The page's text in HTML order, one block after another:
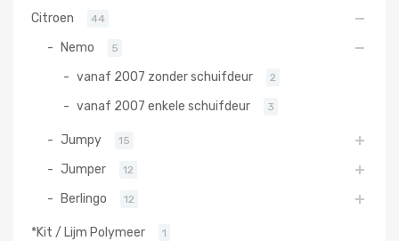
Citroen 44
Nemo 5
vanaf 2007 zonder schuifdeur 2
vanaf 2007 enkele schuifdeur 3
Jumpy 15
Jumper 12
Berlingo 12
*Kit / Lijm Polymeer 1